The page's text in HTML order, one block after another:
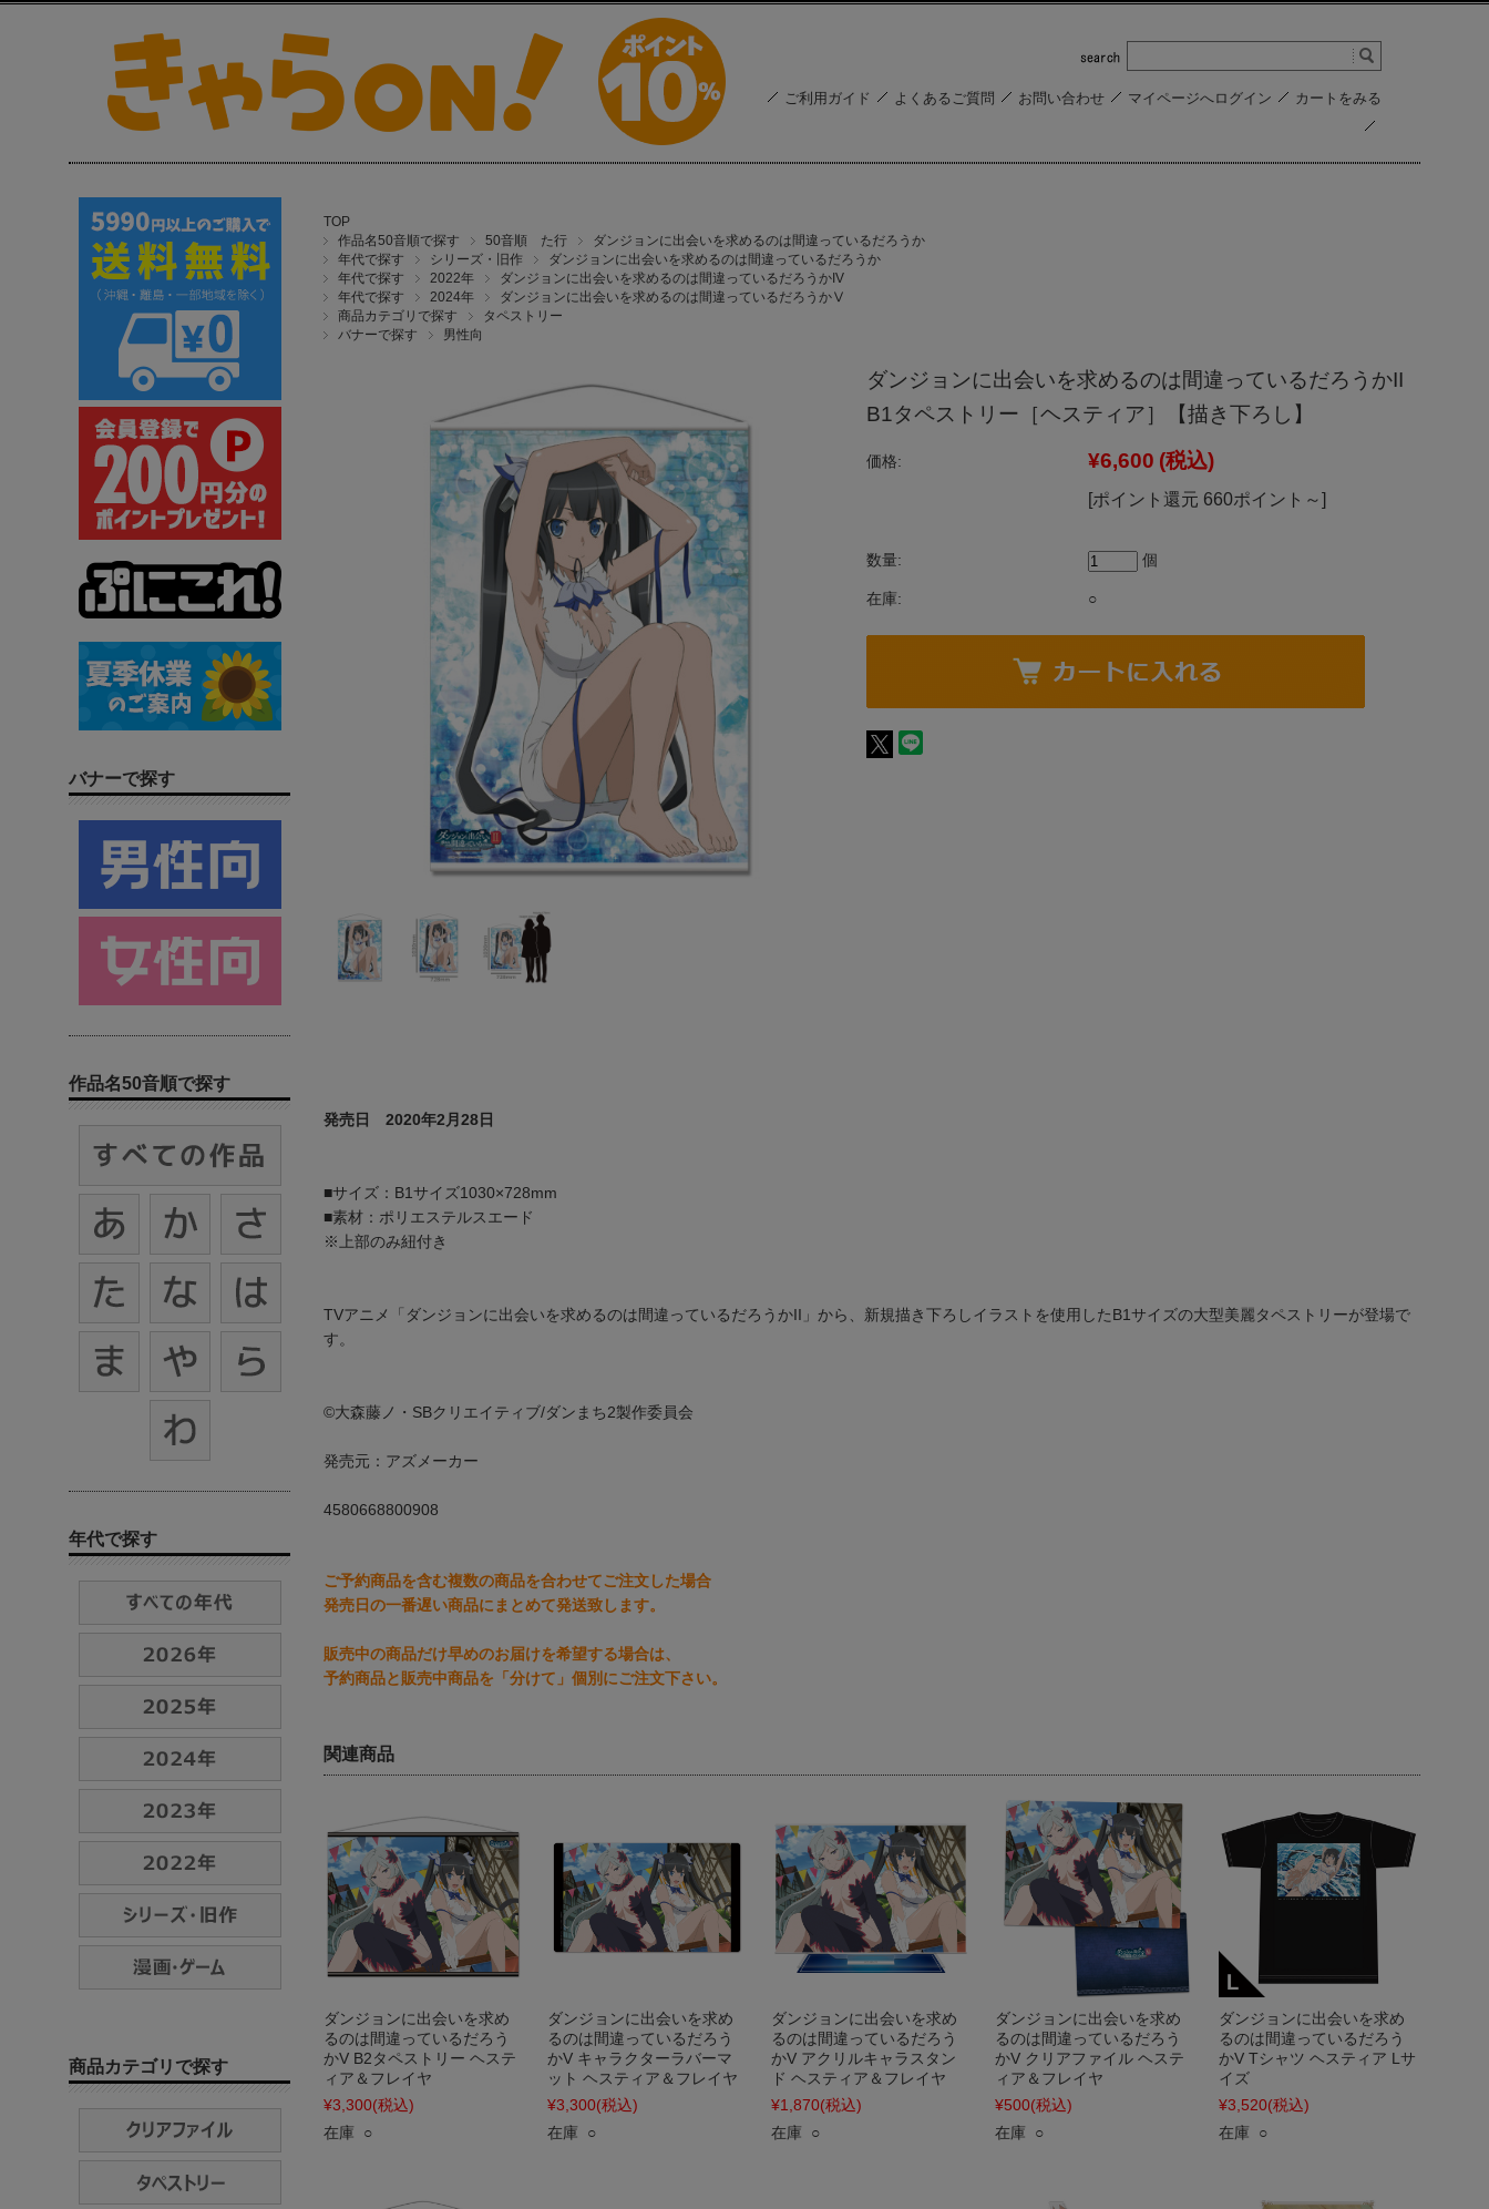
ご利用ガイド よくあるご質問 お問い合わせ マイページへログイン カートをみる
TOP
作品名50音順で探す
50音順 た行
ダンジョンに出会いを求めるのは間違っているだろうか
年代で探す
シリーズ・旧作
ダンジョンに出会いを求めるのは間違っているだろうか
年代で探す
2022年
ダンジョンに出会いを求めるのは間違っているだろうかIV
年代で探す
2024年
ダンジョンに出会いを求めるのは間違っているだろうかⅤ
商品カテゴリで探す
タペストリー
バナーで探す
男性向
ダンジョンに出会いを求めるのは間違っているだろうかII
B1タペストリー［ヘスティア］【描き下ろし】
価格: ¥6,600 (税込)
[ポイント還元 660ポイント～]
数量: 個
在庫: ○
発売日 2020年2月28日
■サイズ：B1サイズ1030×728mm
■素材：ポリエステルスエード
※上部のみ紐付き
TVアニメ「ダンジョンに出会いを求めるのは間違っているだろうかII」から、新規描き下ろしイラストを使用したB1サイズの大型美麗タペストリーが登場で
す。
©大森藤ノ・SBクリエイティブ/ダンまち2製作委員会
発売元：アズメーカー
4580668800908
ご予約商品を含む複数の商品を合わせてご注文した場合
発売日の一番遅い商品にまとめて発送致します。
販売中の商品だけ早めのお届けを希望する場合は、
予約商品と販売中商品を「分けて」個別にご注文下さい。
関連商品
ダンジョンに出会いを求め
るのは間違っているだろう
かV B2タペストリー ヘステ
ィア＆フレイヤ
¥3,300(税込)
在庫 ○
ダンジョンに出会いを求め
るのは間違っているだろう
かV キャラクターラバーマ
ット ヘスティア＆フレイヤ
¥3,300(税込)
在庫 ○
ダンジョンに出会いを求め
るのは間違っているだろう
かV アクリルキャラスタン
ド ヘスティア＆フレイヤ
¥1,870(税込)
在庫 ○
ダンジョンに出会いを求め
るのは間違っているだろう
かV クリアファイル ヘステ
ィア＆フレイヤ
¥500(税込)
在庫 ○
ダンジョンに出会いを求め
るのは間違っているだろう
かV Tシャツ ヘスティア Lサ
イズ
¥3,520(税込)
在庫 ○
バナーで探す
作品名50音順で探す
年代で探す
商品カテゴリで探す